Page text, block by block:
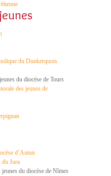
du Dunkerquois
du diocèse de Tours
des jeunes de
d’Autun
du Jura
jeunes du diocèse de Nîmes